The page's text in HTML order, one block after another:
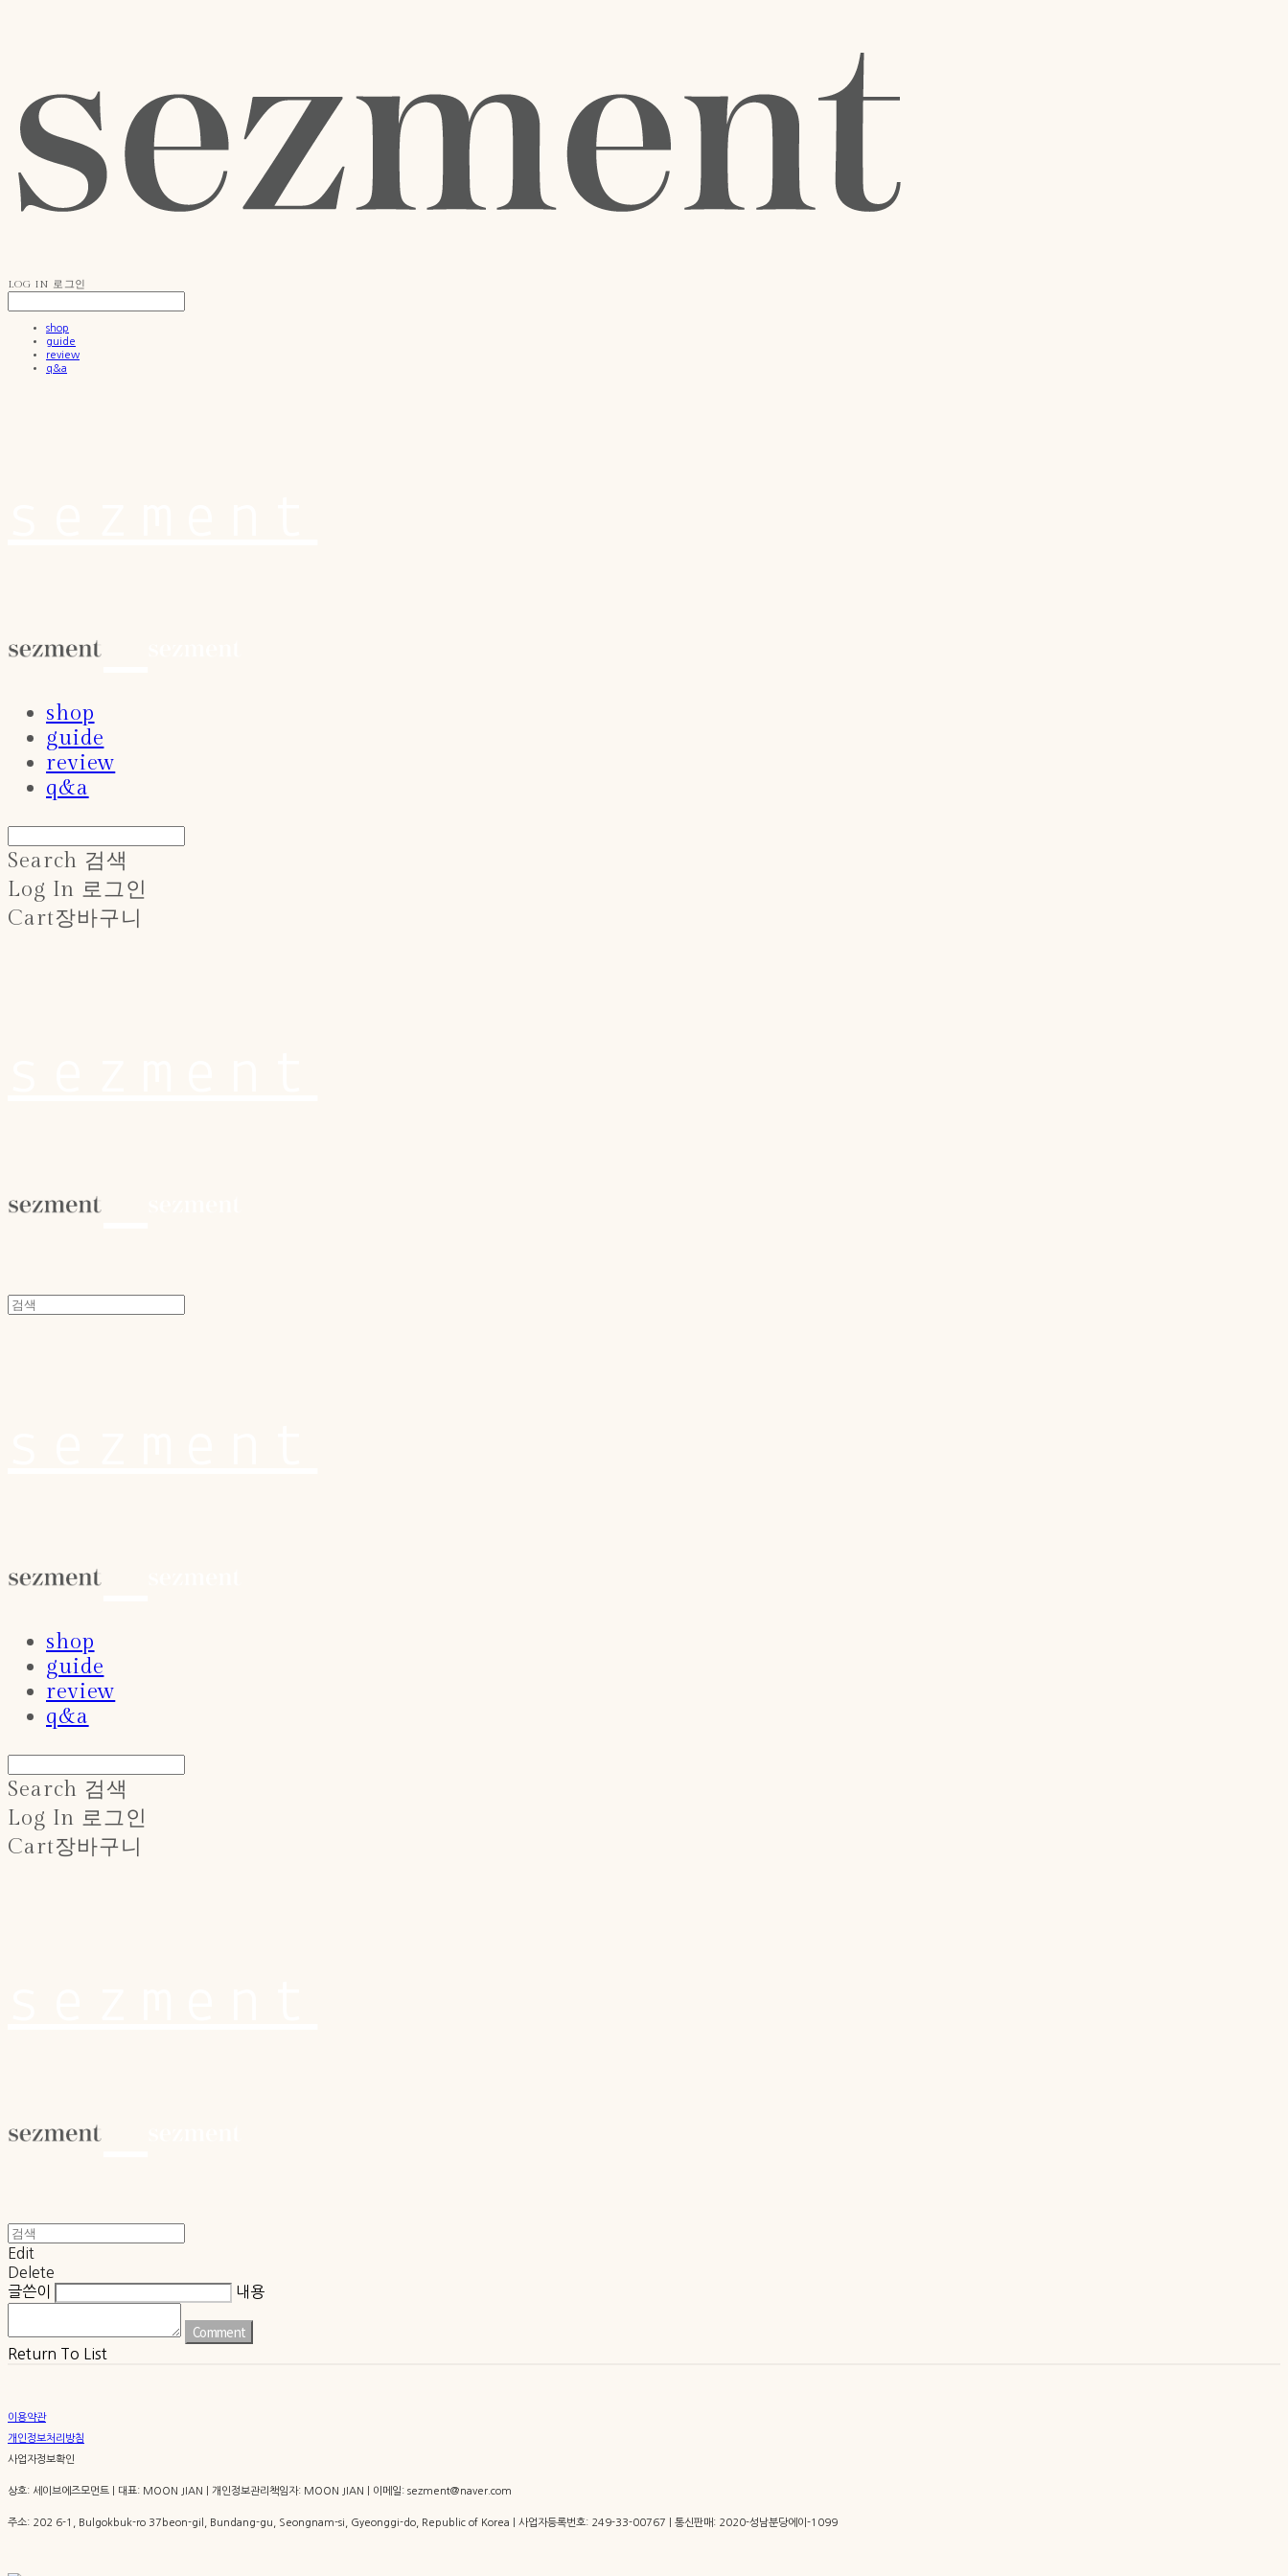
LOG IN 로그인
shop
guide
review
q&a
shop
guide
review
q&a
Search 검색
Log In 로그인
Cart장바구니
shop
guide
review
q&a
Search 검색
Log In 로그인
Cart장바구니
Edit
Delete
글쓴이
내용
Comment
Return To List
이용약관
개인정보처리방침
사업자정보확인
상호: 세이브에즈모먼트 | 대표: MOON JIAN | 개인정보관리책임자: MOON JIAN | 이메일: sezment@naver.com
주소: 202 6-1, Bulgokbuk-ro 37beon-gil, Bundang-gu, Seongnam-si, Gyeonggi-do, Republic of Korea | 사업자등록번호: 249-33-00767 | 통신판매: 2020-성남분당에이-1099